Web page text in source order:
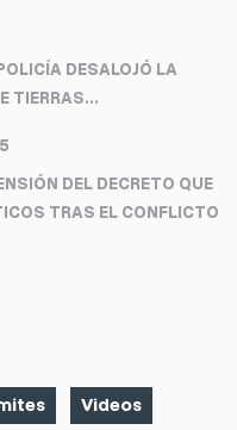
DESALOJÓ LA
TIERRAS...
DEL DECRETO QUE
TRAS EL CONFLICTO
Videos